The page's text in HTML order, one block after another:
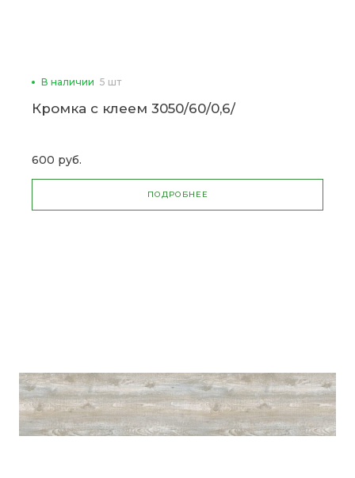
В наличии 5 шт
Кромка с клеем 3050/60/0,6/
600 руб.
ПОДРОБНЕЕ